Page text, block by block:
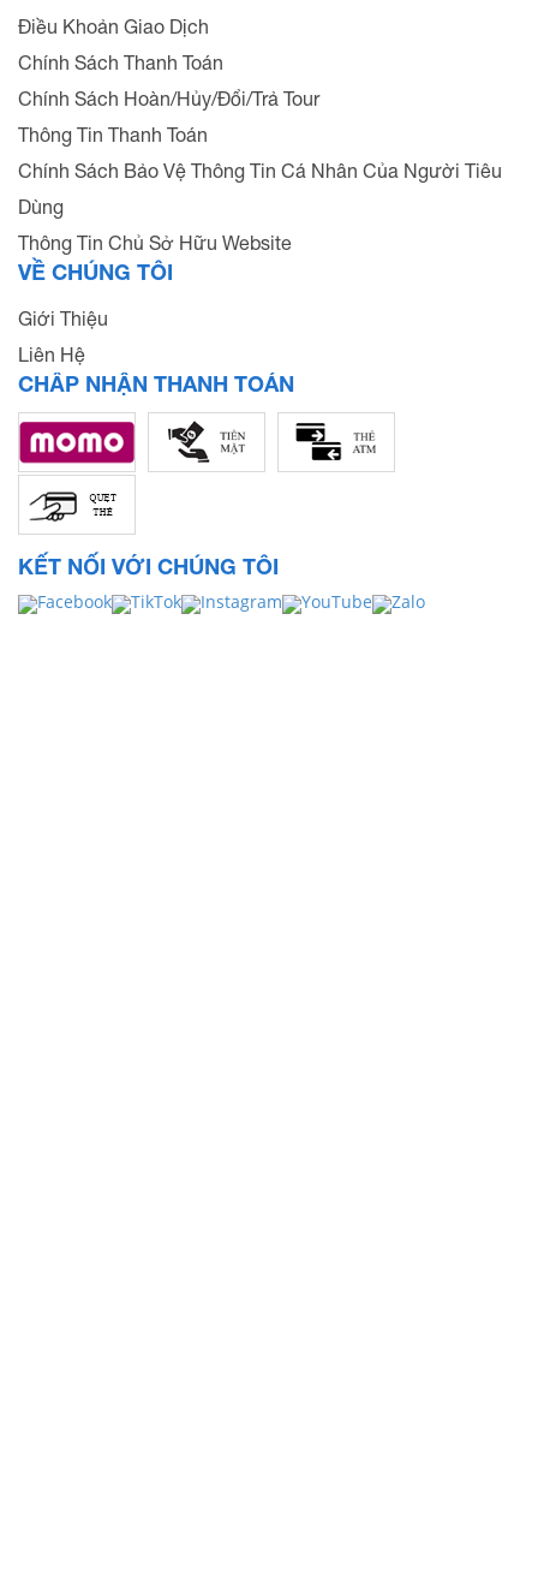
Điều Khoản Giao Dịch
Chính Sách Thanh Toán
Chính Sách Hoàn/Hủy/Đổi/Trả Tour
Thông Tin Thanh Toán
Chính Sách Bảo Vệ Thông Tin Cá Nhân Của Người Tiêu
Dùng
Thông Tin Chủ Sở Hữu Website
VỀ CHÚNG TÔI
Giới Thiệu
Liên Hệ
CHẤP NHẬN THANH TOÁN
KẾT NỐI VỚI CHÚNG TÔI